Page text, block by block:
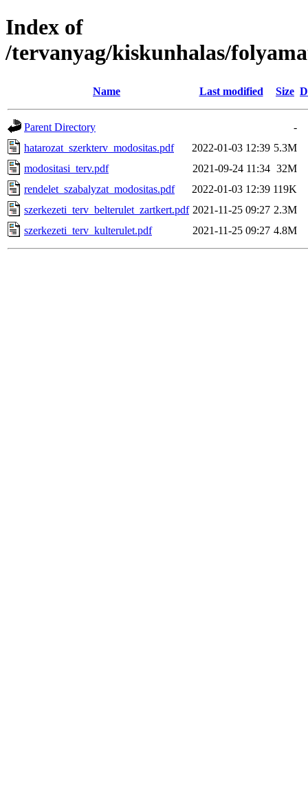
Index of
/tervanyag/kiskunhalas/
Name Last modified Size
Parent Directory
-
hatarozat_szerkterv_modositas.pdf
2022-01-03 12:39 5.3M
modositasi_terv.pdf
2021-09-24 11:34 32M
rendelet_szabalyzat_modositas.pdf
2022-01-03 12:39 119K
szerkezeti_terv_belterulet_zartkert.pdf 2021-11-25 09:27 2.3M
szerkezeti_terv_kulterulet.pdf
2021-11-25 09:27 4.8M